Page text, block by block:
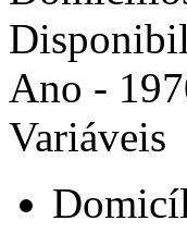
Ano -
Variáveis